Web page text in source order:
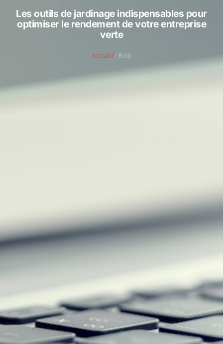
Les outils de jardinage indispensables pour
optimiser le rendement de votre entreprise
verte
Accueil / Blog